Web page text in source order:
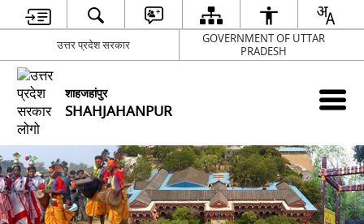
उत्तर प्रदेश सरकार
GOVERNMENT OF UTTAR
PRADESH
शाहजहांपुर
SHAHJAHANPUR